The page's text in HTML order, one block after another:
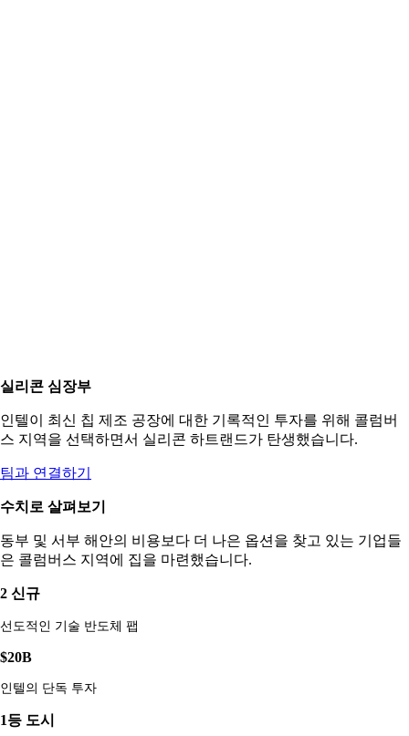
실리콘 심장부
인텔이 최신 칩 제조 공장에 대한 기록적인 투자를 위해 콜럼버
스 지역을 선택하면서 실리콘 하트랜드가 탄생했습니다.
팀과 연결하기
수치로 살펴보기
동부 및 서부 해안의 비용보다 더 나은 옵션을 찾고 있는 기업들
은 콜럼버스 지역에 집을 마련했습니다.
2 신규
선도적인 기술 반도체 팹
$20B
인텔의 단독 투자
1등 도시